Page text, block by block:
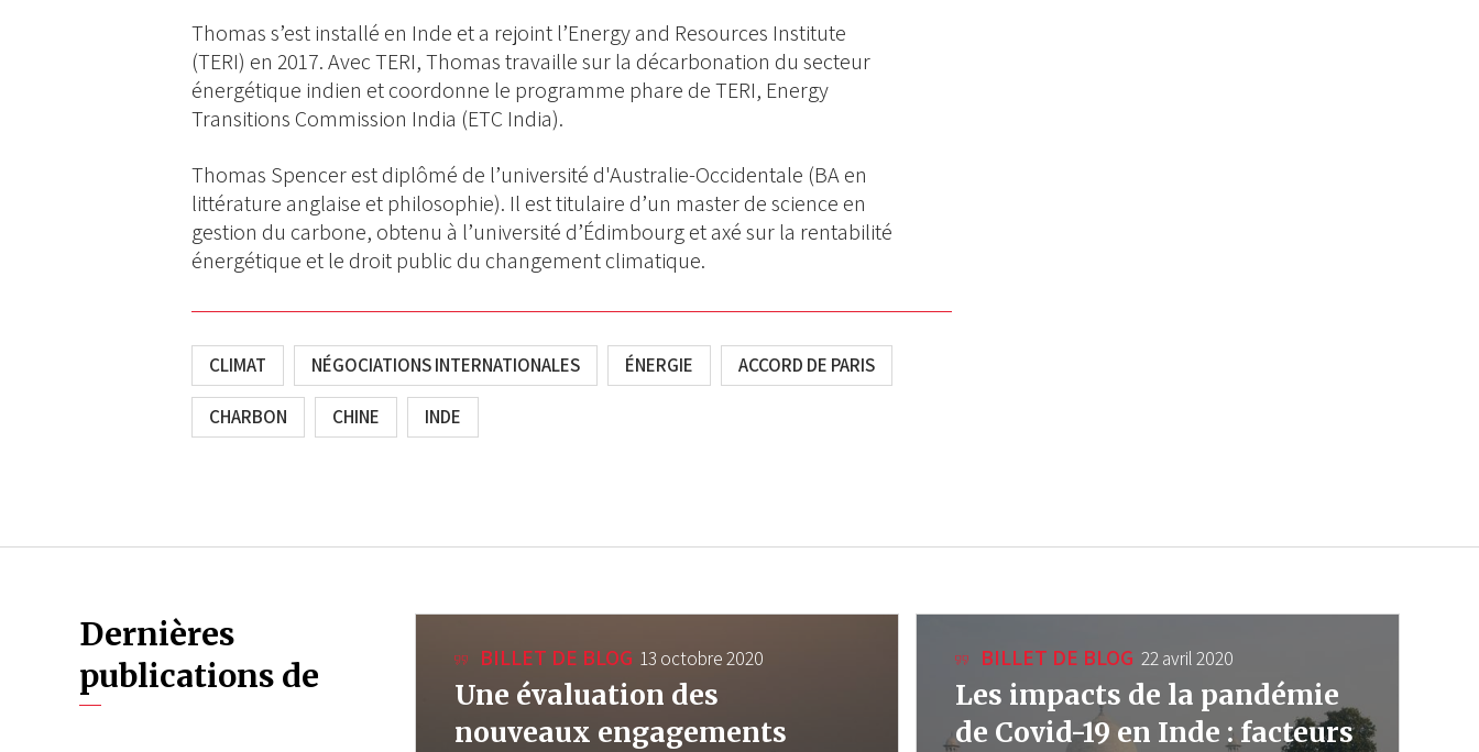
Thomas s’est installé en Inde et a rejoint l’Energy and Resources Institute
(TERI) en 2017. Avec TERI, Thomas travaille sur la décarbonation du secteur
énergétique indien et coordonne le programme phare de TERI, Energy
Transitions Commission India (ETC India).
Thomas Spencer est diplômé de l’université d'Australie-Occidentale (BA en
littérature anglaise et philosophie). Il est titulaire d’un master de science en
gestion du carbone, obtenu à l’université d’Édimbourg et axé sur la rentabilité
énergétique et le droit public du changement climatique.
CLIMAT NÉGOCIATIONS INTERNATIONALES ÉNERGIE ACCORD DE PARIS
CHARBON CHINE INDE
Dernières
publications de
BILLET DE BLOG 13 octobre 2020
Une évaluation des
nouveaux engagements
BILLET DE BLOG 22 avril 2020
Les impacts de la pandémie
de Covid-19 en Inde : facteurs